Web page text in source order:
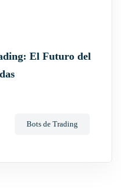
El Futuro del
Bots de Trading